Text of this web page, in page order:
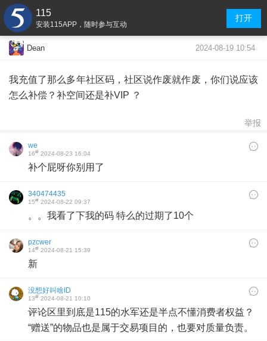
115
安装115APP，随时参与互动
打开
Dean 2024-08-19 10:54
我充值了那么多年社区码，社区说作废就作废，你们说应该
怎么补偿？补空间还是补VIP ？
举报
we
16# 2024-08-23 16:04
补个屁呀你别用了
340474435
15# 2024-08-22 09:37
。。我看了下我的码 特么的过期了10个
pzcwer
14# 2024-08-21 15:39
新
没想好叫啥ID
13# 2024-08-21 10:10
评论区里到底是115的水军还是半点不懂消费者权益？
“赠送”的物品也是属于交易项目的，也要对质量负责。